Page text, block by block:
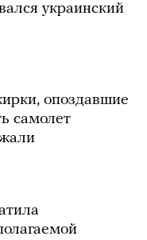
украинский
опоздавшие
самолет